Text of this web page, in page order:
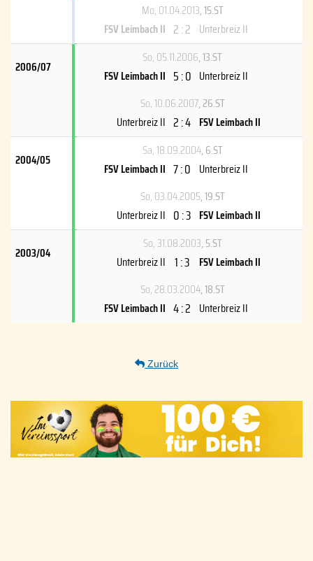
Mo, 01.04.2013, 15.ST
FSV Leimbach II 2 : 2 Unterbreiz II
2006/07
So, 05.11.2006, 13.ST
FSV Leimbach II 5 : 0 Unterbreiz II
So, 10.06.2007, 26.ST
Unterbreiz II 2 : 4 FSV Leimbach II
2004/05
Sa, 18.09.2004, 6.ST
FSV Leimbach II 7 : 0 Unterbreiz II
So, 03.04.2005, 19.ST
Unterbreiz II 0 : 3 FSV Leimbach II
2003/04
So, 31.08.2003, 5.ST
Unterbreiz II 1 : 3 FSV Leimbach II
So, 28.03.2004, 18.ST
FSV Leimbach II 4 : 2 Unterbreiz II
Zurück